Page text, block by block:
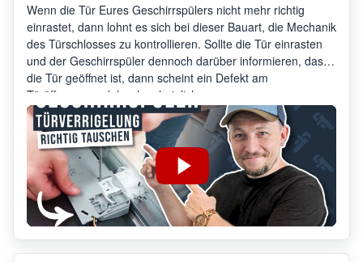
Wenn die Tür Eures Geschirrspülers nicht mehr richtig
einrastet, dann lohnt es sich bei dieser Bauart, die Mechanik
des Türschlosses zu kontrollieren. Sollte die Tür einrasten
und der Geschirrspüler dennoch darüber informieren, dass
die Tür geöffnet ist, dann scheint ein Defekt am
Türöffnungsmodul wahrscheinlicher.